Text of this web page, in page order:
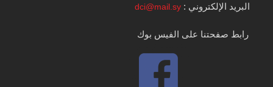
البريد الإلكتروني :dci@mail.sy
رابط صفحتنا على الفيس بوك